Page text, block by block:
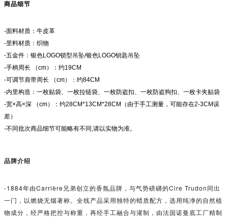
商品细节
-面料材质：牛皮革
-里料材质：织物
-五金件：银色LOGO锁型吊坠/银色LOGO钥匙吊坠
-手柄周长 （cm）：约19CM
-可调节肩带周长 （cm）：约84CM
-内里构造：一枚贴袋、一枚拉链袋、一枚防盗扣、一枚防盗狗扣、一枚卡夹贴袋
-宽×高×深 （cm）：约28CM*13CM*28CM（由于手工测量，可能存在2-3CM误
差）
-不同批次商品细节可能略有不同,请以实物为准。
品牌介绍
-1884年由Carrière兄弟创立的香氛品牌，与气势磅礴的Cire Trudon同出
一门，以燃烧无烟著称。全线产品采用独特的蜡质配方，选用纯净的自然植
物成分，经严格把控与称重，再经手工融合与灌制，由法国诺曼底工厂精制